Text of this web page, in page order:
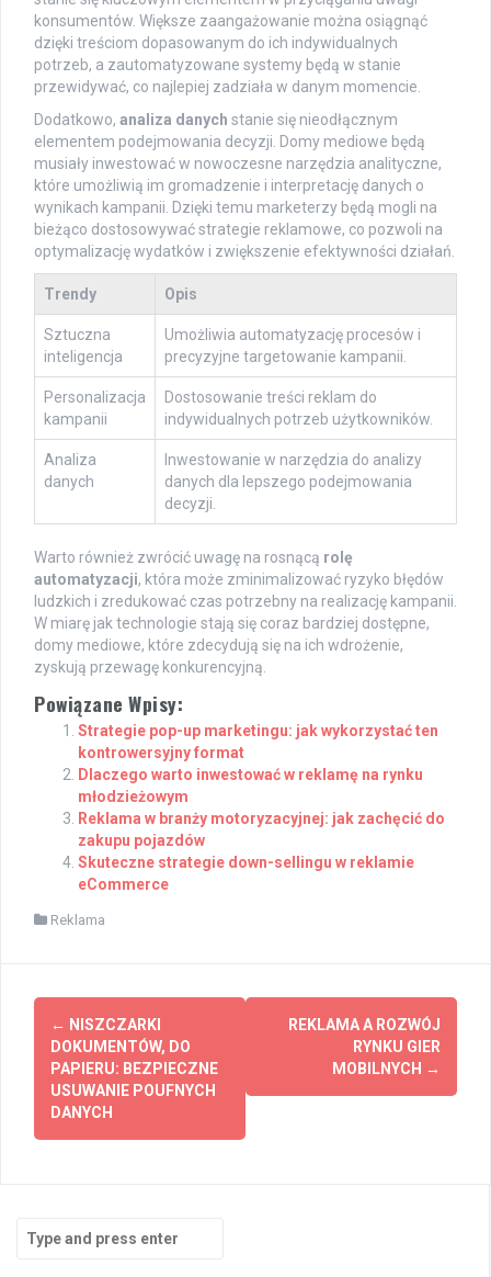
konsumentów. Większe zaangażowanie można osiągnąć
dzięki treściom dopasowanym do ich indywidualnych
potrzeb, a zautomatyzowane systemy będą w stanie
przewidywać, co najlepiej zadziała w danym momencie.
Dodatkowo, analiza danych stanie się nieodłącznym
elementem podejmowania decyzji. Domy mediowe będą
musiały inwestować w nowoczesne narzędzia analityczne,
które umożliwią im gromadzenie i interpretację danych o
wynikach kampanii. Dzięki temu marketerzy będą mogli na
bieżąco dostosowywać strategie reklamowe, co pozwoli na
optymalizację wydatków i zwiększenie efektywności działań.
Trendy Opis
Sztuczna
inteligencja
Umożliwia automatyzację procesów i
precyzyjne targetowanie kampanii.
Personalizacja
kampanii
Dostosowanie treści reklam do
indywidualnych potrzeb użytkowników.
Analiza
danych
Inwestowanie w narzędzia do analizy
danych dla lepszego podejmowania
decyzji.
Warto również zwrócić uwagę na rosnącą rolę
automatyzacji, która może zminimalizować ryzyko błędów
ludzkich i zredukować czas potrzebny na realizację kampanii.
W miarę jak technologie stają się coraz bardziej dostępne,
domy mediowe, które zdecydują się na ich wdrożenie,
zyskują przewagę konkurencyjną.
Powiązane Wpisy:
Strategie pop-up marketingu: jak wykorzystać ten
kontrowersyjny format
Dlaczego warto inwestować w reklamę na rynku
młodzieżowym
Reklama w branży motoryzacyjnej: jak zachęcić do
zakupu pojazdów
Skuteczne strategie down-sellingu w reklamie
eCommerce
Reklama
Post
navigation
← NISZCZARKI
DOKUMENTÓW, DO
PAPIERU: BEZPIECZNE
USUWANIE POUFNYCH
DANYCH
REKLAMA A ROZWÓJ
RYNKU GIER
MOBILNYCH →
for: